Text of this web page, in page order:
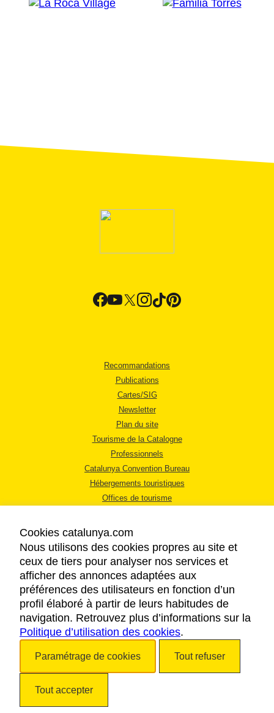
Recommandations
Publications
Cartes/SIG
Newsletter
Plan du site
Tourisme de la Catalogne
Professionnels
Catalunya Convention Bureau
Hébergements touristiques
Offices de tourisme
MENTIONS LÉGALES
RÈGLES DE CONFIDENTIALITÉ
COOKIES
ACCESSIBILITÉ
Cookies catalunya.com
Nous utilisons des cookies propres au site et
ceux de tiers pour analyser nos services et
afficher des annonces adaptées aux
préférences des utilisateurs en fonction d’un
profil élaboré à partir de leurs habitudes de
navigation. Retrouvez plus d’informations sur la
Politique d’utilisation des cookies.
Paramétrage de cookies Tout refuser
Tout accepter